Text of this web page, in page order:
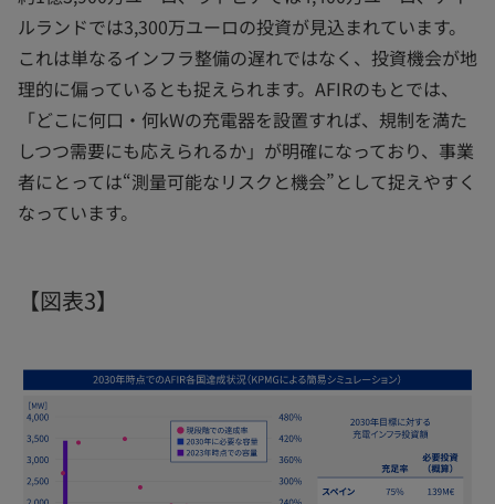
ルランドでは3,300万ユーロの投資が見込まれています。
これは単なるインフラ整備の遅れではなく、投資機会が地
理的に偏っているとも捉えられます。AFIRのもとでは、
「どこに何口・何kWの充電器を設置すれば、規制を満た
しつつ需要にも応えられるか」が明確になっており、事業
者にとっては“測量可能なリスクと機会”として捉えやすく
なっています。
【図表3】